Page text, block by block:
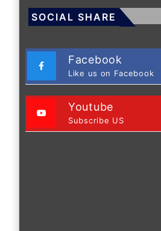
SOCIAL SHARE
Facebook
Like us on Facebook
Youtube
Subscribe US